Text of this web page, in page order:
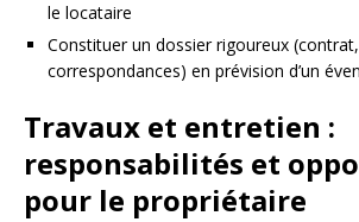
le locataire
Constituer un dossier rigoureux
correspondances) en prévision d’un
Travaux et entretien :
responsabilités et
pour le propriétaire